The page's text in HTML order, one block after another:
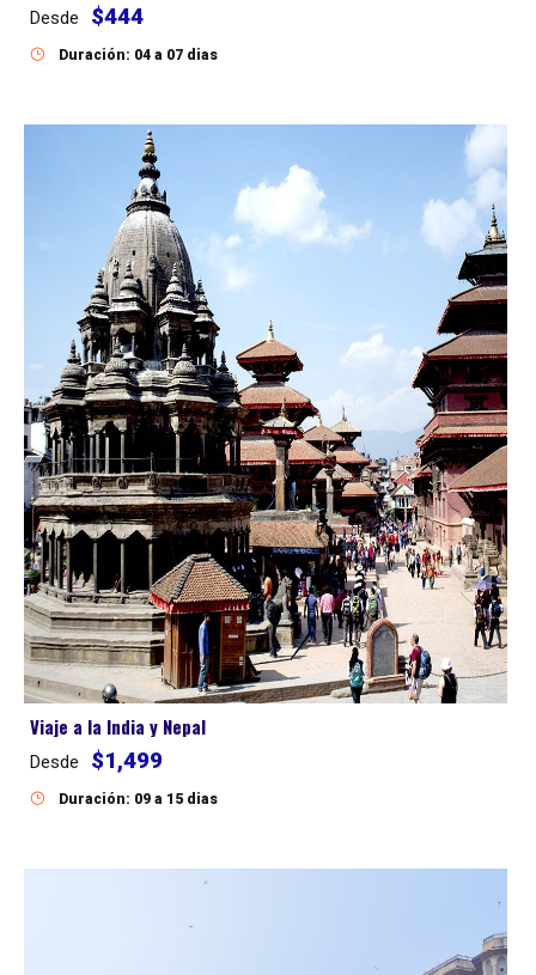
Desde $444
Duración: 04 a 07 dias
Viaje a la India y Nepal
Desde $1,499
Duración: 09 a 15 dias